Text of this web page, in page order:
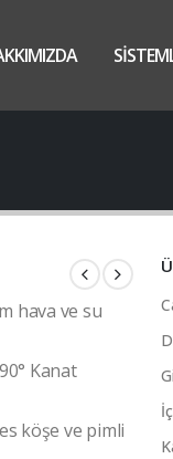
hava ve su
Kanat
köşe ve pimli